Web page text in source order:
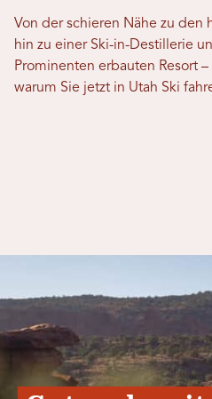
Von der schieren Nähe zu den
hin zu einer Ski-in-Destillerie
Prominenten erbauten Resort
warum Sie jetzt in Utah Ski